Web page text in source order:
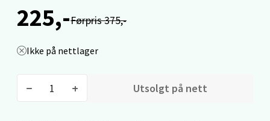
225,-Førpris 375,-
Ikke på nettlager
Utsolgt på nett
0 i butikk